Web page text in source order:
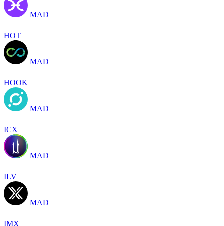
MAD
HOT
MAD
HOOK
MAD
ICX
MAD
ILV
MAD
IMX